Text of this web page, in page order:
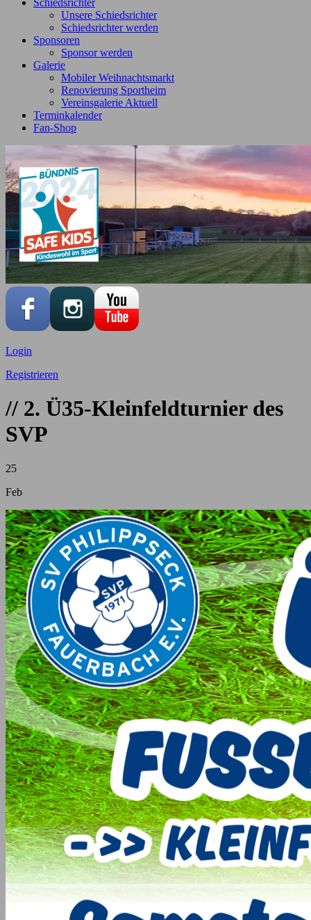
Schiedsrichter
Unsere Schiedsrichter
Schiedsrichter werden
Sponsoren
Sponsor werden
Galerie
Mobiler Weihnachtsmarkt
Renovierung Sportheim
Vereinsgalerie Aktuell
Terminkalender
Fan-Shop
Login
Registrieren
// 2. Ü35-Kleinfeldturnier des
SVP
25
Feb